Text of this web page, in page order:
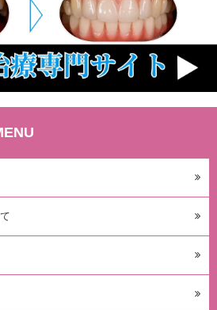
カテゴリ：
スタッフの日常 スタッフブログ
科コラム 虫歯・歯周病ケア
✽.｡.:*・ﾟ ✽.｡.:*・ﾟ ✽.｡.:*・ﾟ ✽.｡.:*・ﾟ
✽.｡.:*・ﾟ こんにちは、浦和もちまる
歯科・矯正歯科クリニックです✿ 歯医者